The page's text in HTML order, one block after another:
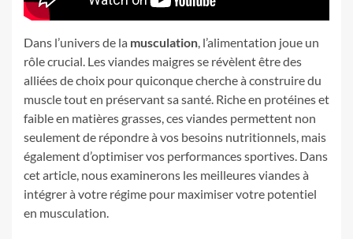
Dans l’univers de la musculation, l’alimentation joue un
rôle crucial. Les viandes maigres se révèlent être des
alliées de choix pour quiconque cherche à construire du
muscle tout en préservant sa santé. Riche en protéines et
faible en matières grasses, ces viandes permettent non
seulement de répondre à vos besoins nutritionnels, mais
également d’optimiser vos performances sportives. Dans
cet article, nous examinerons les meilleures viandes à
intégrer à votre régime pour maximiser votre potentiel
en musculation.